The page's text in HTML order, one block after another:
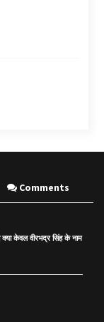
Comments
केवल वीरभद्र सिंह के नाम